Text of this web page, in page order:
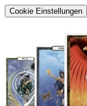
Cookie Einstellungen